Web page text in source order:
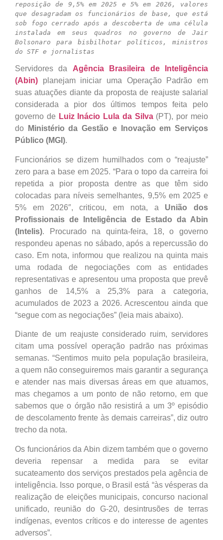
reposição de 9,5% em 2025 e 5% em 2026, valores
que desagradam os funcionários de base, que está
sob fogo cerrado após a descoberta de uma célula
instalada em seus quadros no governo de Jair
Bolsonaro para bisbilhotar políticos, ministros
do STF e jornalistas
Servidores da Agência Brasileira de Inteligência
(Abin) planejam iniciar uma Operação Padrão em
suas atuações diante da proposta de reajuste salarial
considerada a pior dos últimos tempos feita pelo
governo de Luiz Inácio Lula da Silva(PT), por meio
do
Ministério da Gestão e Inovação em Serviços
Público (MGI).
Funcionários se dizem humilhados com o “reajuste”
zero para a base em 2025. “Para o topo da carreira foi
repetida a pior proposta dentre as que têm sido
colocadas para níveis semelhantes, 9,5% em 2025 e
5% em 2026″, criticou, em nota, a União dos
Profissionais de Inteligência de Estado da Abin
(Intelis). Procurado na quinta-feira, 18, o governo
respondeu apenas no sábado, após a repercussão do
caso. Em nota, informou que realizou na quinta mais
uma rodada de negociações com as entidades
representativas e apresentou uma proposta que prevê
ganhos de 14,5% a 25,3% para a categoria,
acumulados de 2023 a 2026. Acrescentou ainda que
“segue com as negociações” (leia mais abaixo).
Diante de um reajuste considerado ruim, servidores
citam uma possível operação padrão nas próximas
semanas. “Sentimos muito pela população brasileira,
a quem não conseguiremos mais garantir a segurança
e atender nas mais diversas áreas em que atuamos,
mas chegamos a um ponto de não retorno, em que
sabemos que o órgão não resistirá a um 3º episódio
de descolamento frente às demais carreiras”, diz outro
trecho da nota.
Os funcionários da Abin dizem também que o governo
deveria repensar a medida para se evitar
sucateamento dos serviços prestados pela agência de
inteligência. Isso porque, o Brasil está “às vésperas da
realização de eleições municipais, concurso nacional
unificado, reunião do G-20, desintrusões de terras
indígenas, eventos críticos e do interesse de agentes
adversos”.